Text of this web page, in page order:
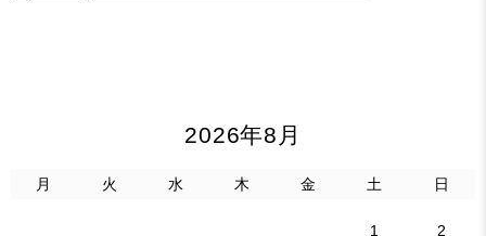
2026年8月
月 火 水 木 金 土 日
1 2